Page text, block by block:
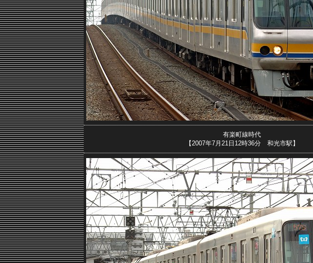
有楽町線時代
【2007年7月21日12時36分 和光市駅】